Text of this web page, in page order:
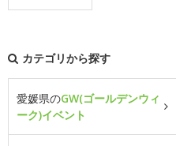
カテゴリから探す
愛媛県のGW(ゴールデンウィ
ーク)イベント